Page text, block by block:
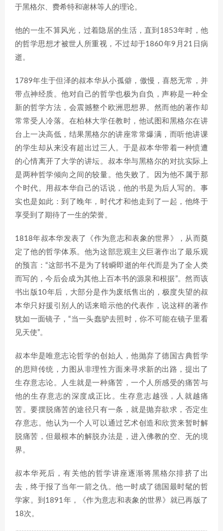
于黑格尔、费希特和谢林等人的理论。
他的一生不算风光，过着隐居的生活，直到1853年时，他
的哲学思想才被世人所重视，不过却于1860年9月21日病
逝。
1789年生于但泽的叔本华从小孤僻，傲慢，喜怒无常，并
带点神经质。他对自己的哲学也极为自负，声称是一种全
新的哲学方法，会震撼整个欧洲思想界。然而他的著作却
常常受人冷落。在柏林大学任教时，他试图和黑格尔在讲
台上一决高低，结果黑格尔的讲座常常爆满，而听他讲课
的学生却从来没有超出过三人。于是叔本华带着一种愤遭
的心情离开了大学的讲坛。叔本华与黑格尔的对抗实际上
是两种哲学倾向之间的较量。他失败了。因为他不属于那
个时代。用叔本华自己的话说，他的书是为后人写的。事
实也是如此：到了晚年，时代才和他走到了一起，他终于
享受到了期待了一生的荣誉。
1818年叔本华发表了《作为意志和表象的世界》，从而奠
定了他的哲学体系。他为这部悲观主义巨著作出了最乐观
的预言：“这部书不是为了转瞬即逝的年代而是为了全人类
而写的，今后会成为其他上百本书的源泉和根据”。然而该
书出版10年后，大部分是作为废纸售出的，极度失望的叔
本华只好援引别人的话来暗示他的代表作，说这样的著作
犹如一面镜子，“当一头蠢驴去照时，你不可能在镜子里看
见天使”。
叔本华是唯意志论哲学的创始人，他抛弃了德国古典哲学
的思辩传统，力图从非理性方面来寻求新的出路，提出了
生存意志论。人生就是一种痛苦，一个人所感受的痛苦与
他的生存意志的深度成正比。生存意志越强，人就越痛
苦。要摆脱痛苦的途径只有一条，就是抛弃欲求，否定生
存意志。他认为一个人可以通过艺术创造和欣赏来暂时解
脱痛苦，但最根本的解脱办法是，进入佛教的空、无的境
界。
叔本华死后，有关他的哲学讲座逐渐将黑格尔排挤了出
去，终于报了当年一箭之仇。他一时成了德国最时髦的哲
学家。到1891年，《作为意志和表象的世界》就已再版了
18次。